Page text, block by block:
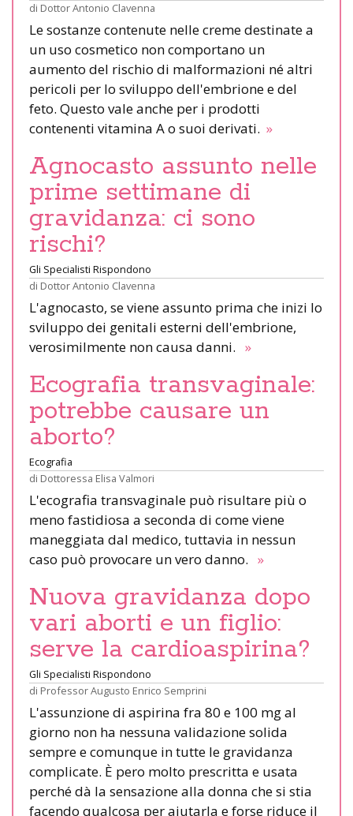
di Dottor Antonio Clavenna
Le sostanze contenute nelle creme destinate a
un uso cosmetico non comportano un
aumento del rischio di malformazioni né altri
pericoli per lo sviluppo dell'embrione e del
feto. Questo vale anche per i prodotti
contenenti vitamina A o suoi derivati. »
Agnocasto assunto nelle
prime settimane di
gravidanza: ci sono
rischi?
Gli Specialisti Rispondono
di Dottor Antonio Clavenna
L'agnocasto, se viene assunto prima che inizi lo
sviluppo dei genitali esterni dell'embrione,
verosimilmente non causa danni. »
Ecografia transvaginale:
potrebbe causare un
aborto?
Ecografia
di Dottoressa Elisa Valmori
L'ecografia transvaginale può risultare più o
meno fastidiosa a seconda di come viene
maneggiata dal medico, tuttavia in nessun
caso può provocare un vero danno. »
Nuova gravidanza dopo
vari aborti e un figlio:
serve la cardioaspirina?
Gli Specialisti Rispondono
di Professor Augusto Enrico Semprini
L'assunzione di aspirina fra 80 e 100 mg al
giorno non ha nessuna validazione solida
sempre e comunque in tutte le gravidanza
complicate. È pero molto prescritta e usata
perché dà la sensazione alla donna che si stia
facendo qualcosa per aiutarla e forse riduce il